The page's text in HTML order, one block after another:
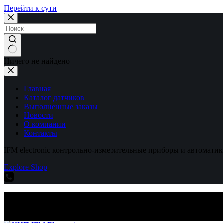
Перейти к сути
Ничего не найдено
Главная
Каталог датчиков
Выполненные заказы
Новости
О компании
Контакты
IFM electronic контрольно-измерительные приборы и
Explore Shop